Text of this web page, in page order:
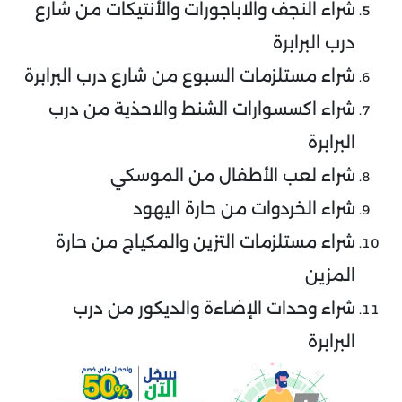
شراء النجف والاباجورات والأنتيكات من شارع
درب البرابرة
شراء مستلزمات السبوع من شارع درب البرابرة
شراء اكسسوارات الشنط والاحذية من درب
البرابرة
شراء لعب الأطفال من الموسكي
شراء الخردوات من حارة اليهود
شراء مستلزمات التزين والمكياج من حارة
المزين
شراء وحدات الإضاءة والديكور من درب
البرابرة